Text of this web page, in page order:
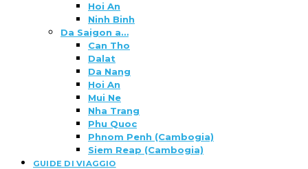
Hoi An
Ninh Binh
Da Saigon a…
Can Tho
Dalat
Da Nang
Hoi An
Mui Ne
Nha Trang
Phu Quoc
Phnom Penh (Cambogia)
Siem Reap (Cambogia)
GUIDE DI VIAGGIO